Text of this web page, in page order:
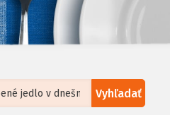
Vyhľadať
ofHumanitarian OpenStreetMap